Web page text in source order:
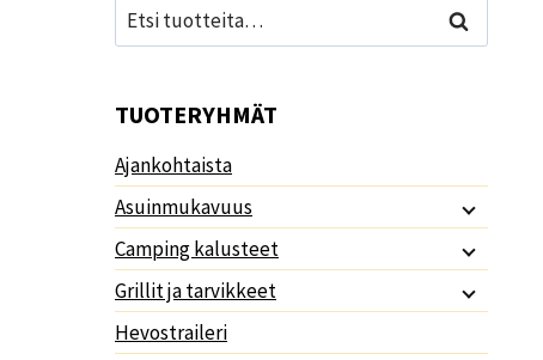
Etsi: Haku
TUOTERYHMÄT
Ajankohtaista
Asuinmukavuus
Camping kalusteet
Grillit ja tarvikkeet
Hevostraileri